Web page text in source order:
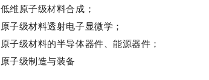
低维原子级材料合成；
原子级材料透射电子显微学；
原子级材料的半导体器件、能源器件；
原子级制造与装备